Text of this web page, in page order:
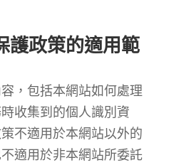
護政策的適用範
，包括本網站如何處理
收集到的個人識別資
不適用於本網站以外的
適用於非本網站所委託